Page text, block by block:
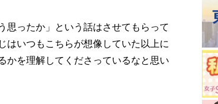
思ったか」という話はさせてもらって
はいつもこちらが想像していた以上に
かを理解してくださっているなと思い